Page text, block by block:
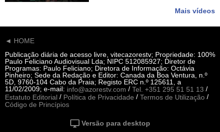
Mais vídeos
◄ HOME
Publicação diária de acesso livre, vitecazorestv; Propriedade: 100%
Paulo Feliciano Audiovisual Lda; NIPC 512085927; Diretor de
Programas: Paulo Feliciano; Diretora de Informação: Octávia
Pinheiro; Sede da Redação e Editor: Canada da Boa Ventura, n.º
5D, 9760-104 Cabo da Praia; Registo ERC n.º 125611, a
11/02/2009; e-mail: info@azorestv.com / Tel. +351 295 51 51 13 /
Estatuto Editorial / Política de Privacidade / Termos de Utilização /
Código de Princípios
Versão para desktop